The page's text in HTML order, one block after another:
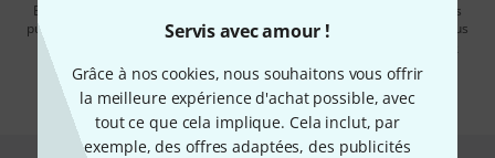
Servis avec amour !
Grâce à nos cookies, nous souhaitons vous offrir
la meilleure expérience d'achat possible, avec
tout ce que cela implique. Cela inclut, par
exemple, des offres adaptées, des publicités
En cliquant sur "S'inscrire maintenant", vous acceptez de recevoir des
publicités par e-mail. La désinscription est possible à tout moment. Vous
pouvez trouver plus d'informations à ce sujet dans notre
.
* Requis